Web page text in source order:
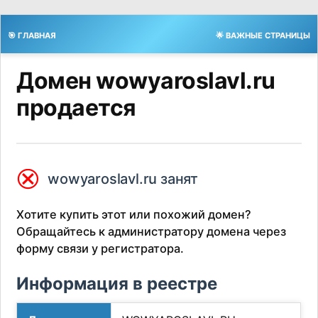
🎯 ГЛАВНАЯ 🌟 ВАЖНЫЕ СТРАНИЦЫ
Домен wowyaroslavl.ru
продается
⮿ wowyaroslavl.ru занят
Хотите купить этот или похожий домен?
Обращайтесь к администратору домена через
форму связи у регистратора.
Информация в реестре